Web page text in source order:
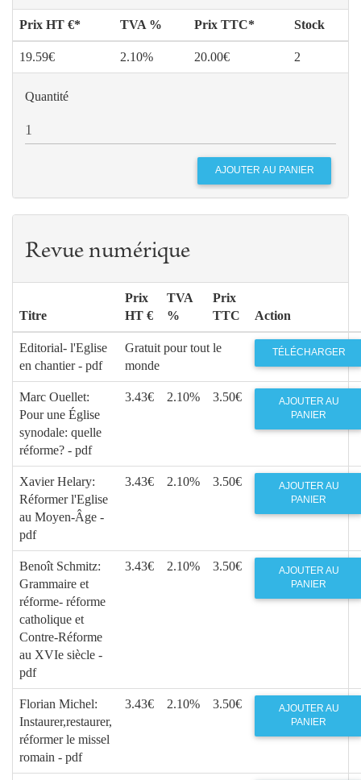
Prix HT €* TVA % Prix TTC* Stock
19.59€ 2.10% 20.00€ 2
Quantité
Revue numérique
Titre
Prix
HT €
TVA
%
Prix
TTC
Action
Editorial- l'Eglise
en chantier - pdf
Gratuit pour tout le
monde
TÉLÉCHARGER
Marc Ouellet:
Pour une Église
synodale: quelle
réforme? - pdf
3.43€ 2.10% 3.50€
AJOUTER AU
PANIER
Xavier Helary:
Réformer l'Eglise
au Moyen-Âge -
pdf
3.43€ 2.10% 3.50€
AJOUTER AU
PANIER
Benoît Schmitz:
Grammaire et
réforme- réforme
catholique et
Contre-Réforme
au XVIe siècle -
pdf
3.43€ 2.10% 3.50€
AJOUTER AU
PANIER
Florian Michel:
Instaurer,restaurer,
réformer le missel
romain - pdf
3.43€ 2.10% 3.50€
AJOUTER AU
PANIER